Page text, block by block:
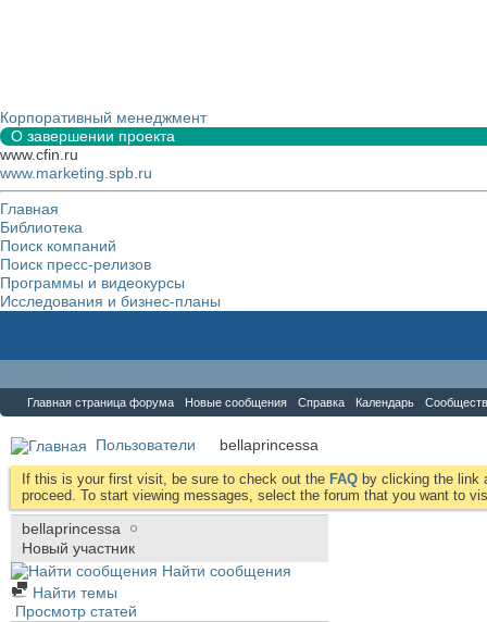
Корпоративный менеджмент
О завершении проекта
www.cfin.ru
www.marketing.spb.ru
Главная
Библиотека
Поиск компаний
Поиск пресс-релизов
Программы и видеокурсы
Исследования и бизнес-планы
Главная страница форума Новые сообщения Справка Календарь
Пользователи bellaprincessa
If this is your first visit, be sure to check out the FAQ by clicking the link
proceed. To start viewing messages, select the forum that you want to
bellaprincessa
Новый участник
Найти сообщения
Найти темы
Просмотр статей